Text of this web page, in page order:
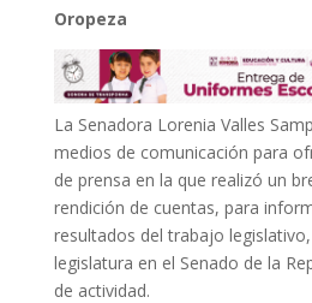
Oropeza
La Senadora Lorenia Valles
medios de comunicación para
de prensa en la que realizó un
rendición de cuentas, para
resultados del trabajo
legislatura en el Senado de la
de actividad.